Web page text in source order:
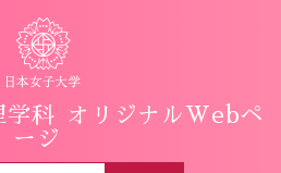
学科
オリジナルWebペ
ージ